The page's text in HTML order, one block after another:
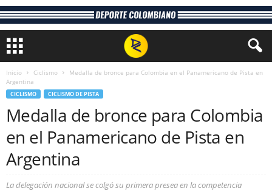
Inicio Ciclismo
Medalla de bronce para Colombia en el Panamericano de Pista en
Argentina
CICLISMO CICLISMO DE PISTA
Medalla de bronce para Colombia
en el Panamericano de Pista en
Argentina
La delegación nacional se colgó su primera presea en la competencia